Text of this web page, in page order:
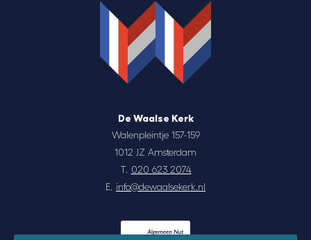
De Waalse Kerk
Walenpleintje 157-159
1012 JZ Amsterdam
T. 020 623 2074
E. info@dewaalsekerk.nl